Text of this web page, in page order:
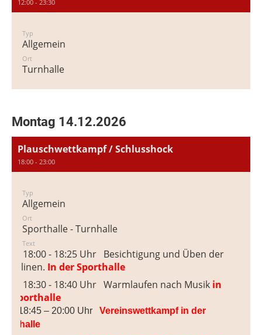
12:00 - 23:30
Typ
Allgemein
Ort
Turnhalle
Montag 14.12.2026
Plauschwettkampf / Schlusshock
18:00 - 23:00
Typ
Allgemein
Ort
Sporthalle - Turnhalle
Text
18:00 - 18:25 Uhr
Besichtigung und Üben der
In der Sporthalle
18:30 - 18:40 Uhr Warmlaufen nach Musikin
Sporthalle
18:45 – 20:00 Uhr
Vereinswettkampf in der